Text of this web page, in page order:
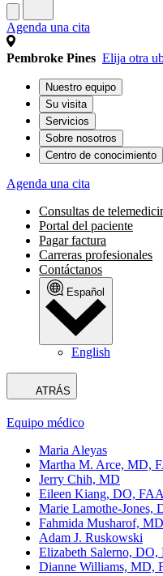
Agenda una cita
Pembroke Pines Elija otra
Nuestro equipo
Su visita
Servicios
Sobre nosotros
Centro de conocimiento
Agenda una cita
Consultas de
Portal del paciente
Pagar factura
Carreras profesionales
Contáctanos
Español
English
ATRÁS
Equipo médico
Maria Aleyas
Martha M. Arce, MD,
Jerry Chih, MD
Eileen Kiang, DO,
Marie Lamothe-Jones,
Fahmida Musharof,
Adam J. Ruskowski
Elizabeth Salerno, DO,
Dianne Williams, MD,